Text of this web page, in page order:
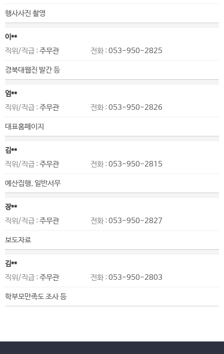
행사사진 촬영
이**
직위/직급 :주무관 전화 :053-950-2825
경북대웹진 발간 등
엄**
직위/직급 :주무관 전화 :053-950-2826
대표홈페이지
김**
직위/직급 :주무관 전화 :053-950-2815
예산집행, 일반서무
장**
직위/직급 :주무관 전화 :053-950-2827
보도자료
김**
직위/직급 :주무관 전화 :053-950-2803
학부모만족도 조사 등